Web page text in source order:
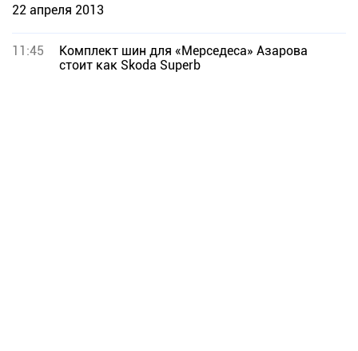
22 апреля 2013
11:45
Комплект шин для «Мерседеса» Азарова
стоит как Skoda Superb